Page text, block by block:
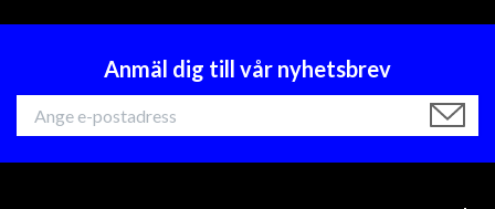
Anmäl dig till vår nyhetsbrev